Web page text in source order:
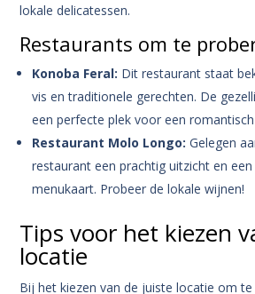
lokale delicatessen.
Restaurants om te
Konoba Feral: Dit restaurant staat
vis en traditionele gerechten. De
een perfecte plek voor een
Restaurant Molo Longo: Gelegen
restaurant een prachtig uitzicht en
menukaart. Probeer de lokale wijnen!
Tips voor het kiezen
locatie
Bij het kiezen van de juiste locatie om te